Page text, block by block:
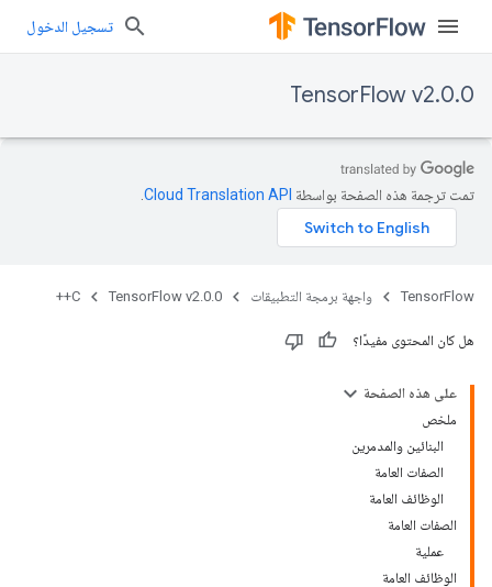
تسجيل الدخول
TensorFlow v2.0.0
تمت ترجمة هذه الصفحة بواسطة Cloud Translation API‏
TensorFlow واجهة برمجة التطبيقات TensorFlow v2.0.0
C++
هل كان المحتوى مفيدًا؟
على هذه الصفحة
ملخص
البنائين والمدمرين
الصفات العامة
الوظائف العامة
الصفات العامة
عملية
الوظائف العامة